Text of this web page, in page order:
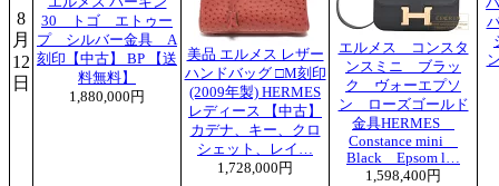
8
月
12
日
30 トゴ エトゥー
プ シルバー金具 A
刻印【中古】 BP 【送
料無料】
1,880,000円
美品 エルメス レザー
ハンドバッグ □M刻印
(2009年製) HERMES
レディース 【中古】
カデナ、キー、クロ
シェット、レイ…
1,728,000円
エルメス コンスタ
ンスミニ ブラッ
ク ヴォーエプソ
ン ローズゴールド
金具HERMES
Constance mini
Black Epsom l…
1,598,400円